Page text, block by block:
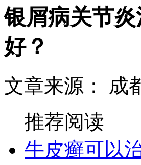
银屑病关节
好？
文章来源： 成
推荐阅读
牛皮癣可以